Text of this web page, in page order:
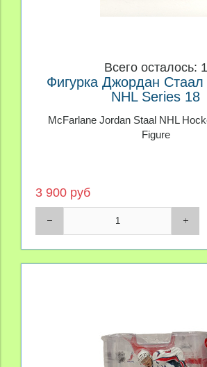
Всего осталось: 1
Фигурка Джордан Стаал
NHL Series 18
McFarlane Jordan Staal NHL
Figure
3 900 руб